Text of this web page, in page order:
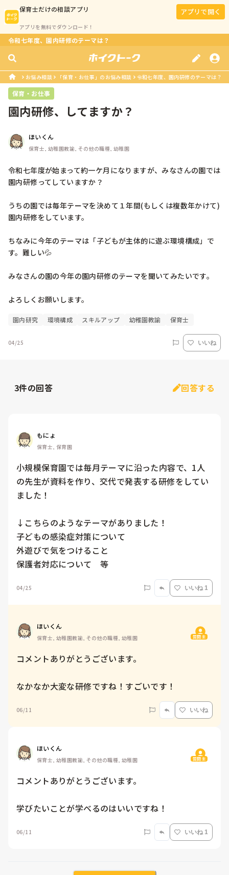
保育士だけの相談アプリ
アプリを無料でダウンロード！
アプリで開く
令和七年度、園内研修のテーマは？
お悩み相談 「保育・お仕事」のお悩み相談 令和七年度、園内研修のテーマは？
保育・お仕事
園内研修、してますか？
ほいくん
保育士, 幼稚園教諭, その他の職種, 幼稚園
令和七年度が始まって約一ケ月になりますが、みなさんの園では
園内研修ってしていますか？
うちの園では毎年テーマを決めて１年間(もしくは複数年かけて)
園内研修をしています。
ちなみに今年のテーマは「子どもが主体的に遊ぶ環境構成」で
す。難しい💦
みなさんの園の今年の園内研修のテーマを聞いてみたいです。
よろしくお願いします。
園内研究 環境構成 スキルアップ 幼稚園教諭 保育士
04/25 いいね
3件の回答 回答する
もにょ
保育士, 保育園
小規模保育園では毎月テーマに沿った内容で、1人
の先生が資料を作り、交代で発表する研修をしてい
ました！
↓こちらのようなテーマがありました！
子どもの感染症対策について
外遊びで気をつけること
保護者対応について　等
04/25 いいね 1
ほいくん
保育士, 幼稚園教諭, その他の職種, 幼稚園 質問主
コメントありがとうございます。
なかなか大変な研修ですね！すごいです！
06/11 いいね
ほいくん
保育士, 幼稚園教諭, その他の職種, 幼稚園 質問主
コメントありがとうございます。
学びたいことが学べるのはいいですね！
06/11 いいね 1